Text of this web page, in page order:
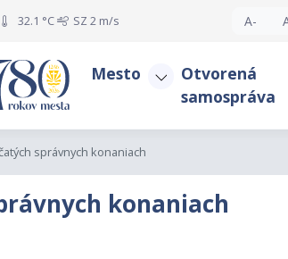
32.1 °C SZ 2 m/s A-
Mesto
Otvorená
samospráva
správnych konaniach
konaniach